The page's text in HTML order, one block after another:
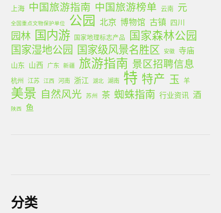
上海 中国旅游指南 中国旅游榜单 云南 元
全国重点文物保护单位 公园 北京 博物馆 古镇 四川
园林 国内游 国家地理标志产品 国家森林公园
国家湿地公园 国家级风景名胜区 安徽 寺庙
山东 山西 广东 新疆 旅游指南 景区招聘信息
杭州 江苏 江西 河南 浙江 湖北 湖南 特 特产 玉 羊
美景 自然风光 苏州 茶 蜘蛛指南 行业资讯 酒
陕西 鱼
分类